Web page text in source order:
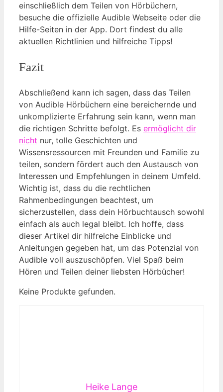
einschließlich dem Teilen von Hörbüchern,
besuche die offizielle Audible Webseite oder die
Hilfe-Seiten in der App. Dort findest du alle
aktuellen Richtlinien und hilfreiche Tipps!
Fazit
Abschließend kann ich sagen, dass das Teilen
von Audible Hörbüchern eine bereichernde und
unkomplizierte Erfahrung sein kann, wenn man
die richtigen Schritte befolgt. Es ermöglicht dir
nicht nur, tolle Geschichten und
Wissensressourcen mit Freunden und Familie zu
teilen, sondern fördert auch den Austausch von
Interessen und Empfehlungen in deinem Umfeld.
Wichtig ist, dass du die rechtlichen
Rahmenbedingungen beachtest, um
sicherzustellen, dass dein Hörbuchtausch sowohl
einfach als auch legal bleibt. Ich hoffe, dass
dieser Artikel dir hilfreiche Einblicke und
Anleitungen gegeben hat, um das Potenzial von
Audible voll auszuschöpfen. Viel Spaß beim
Hören und Teilen deiner liebsten Hörbücher!
Keine Produkte gefunden.
Heike Lange